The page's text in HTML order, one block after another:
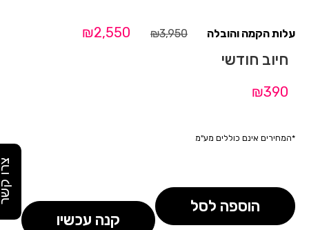
₪3,950
₪2,550
חיוב חודשי
₪390
*המחירים אינם כוללים מע"מ
הוספה לסל
קנה עכשיו